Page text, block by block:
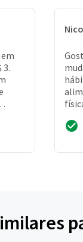
3.